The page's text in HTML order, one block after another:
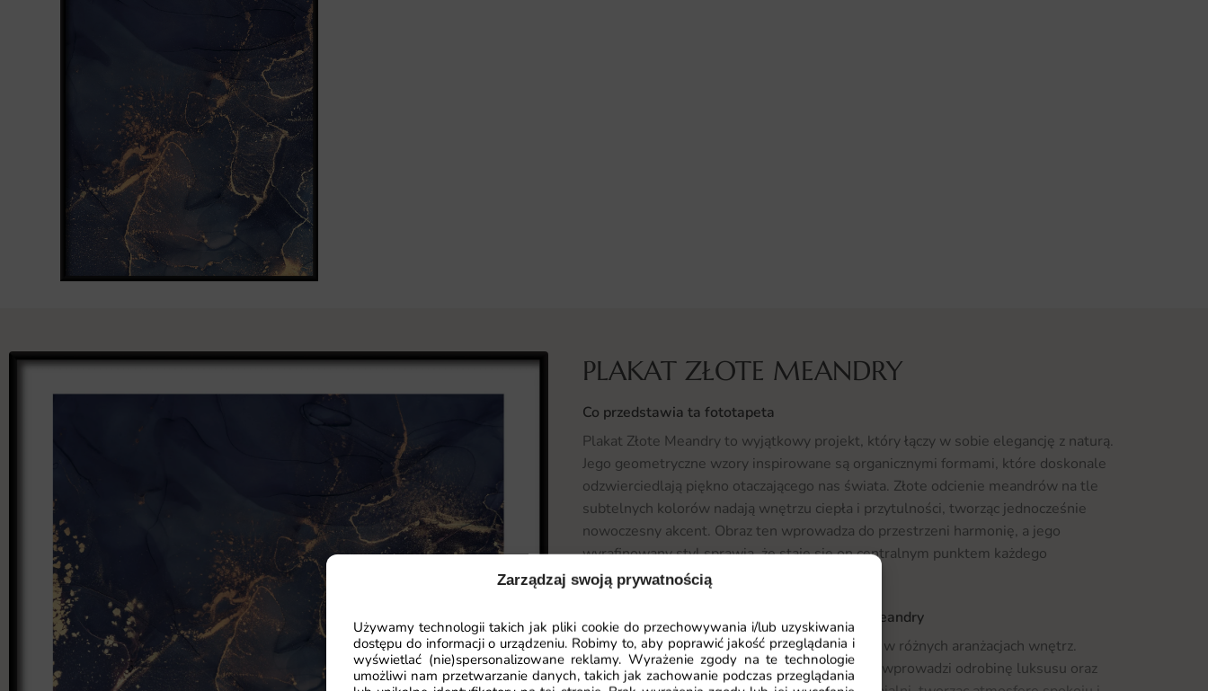
Zarządzaj swoją prywatnością
Używamy technologii takich jak pliki cookie do przechowywania i/lub uzyskiwania
dostępu do informacji o urządzeniu. Robimy to, aby poprawić jakość przeglądania i
wyświetlać (nie)spersonalizowane reklamy. Wyrażenie zgody na te technologie
umożliwi nam przetwarzanie danych, takich jak zachowanie podczas przeglądania
PLAKAT ZŁOTE MEANDRY
Co przedstawia ta fototapeta
Plakat Złote Meandry to wyjątkowy projekt, który łączy w sobie elegancję z naturą.
Jego geometryczne wzory inspirowane są organicznymi formami, które doskonale
odzwierciedlają piękno otaczającego nas świata. Złote odcienie meandrów na tle
subtelnych kolorów nadają wnętrzu ciepła i przytulności, tworząc jednocześnie
nowoczesny akcent. Obraz ten wprowadza do przestrzeni harmonię, a jego
wyrafinowany styl sprawia, że staje się on centralnym punktem każdego
pomieszczenia.
Gdzie sprawdzi się fototapeta Plakat Złote Meandry
Plakat Złote Meandry doskonale odnajduje się w różnych aranżacjach wnętrz.
Może być idealnym wyborem do salonu, gdzie wprowadzi odrobinę luksusu oraz